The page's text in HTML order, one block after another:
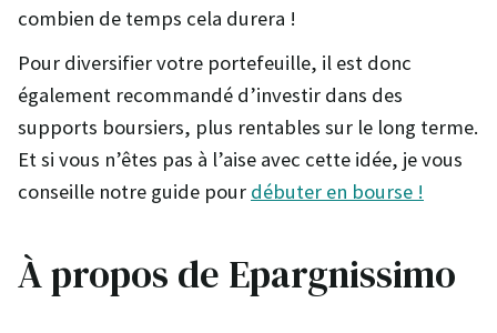
combien de temps cela durera !
Pour diversifier votre portefeuille, il est donc
également recommandé d’investir dans des
supports boursiers, plus rentables sur le long terme.
Et si vous n’êtes pas à l’aise avec cette idée, je vous
conseille notre guide pour débuter en bourse !
À propos de Epargnissimo